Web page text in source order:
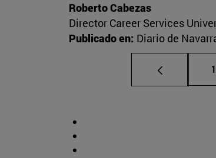
Roberto Cabezas
Director Career Services
Publicado en: Diario de
1